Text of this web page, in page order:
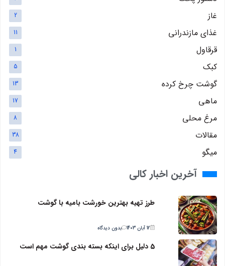
غاز 2
غذای مازندرانی 11
قرقاول 1
کبک 5
گوشت چرخ کرده 13
ماهی 17
مرغ محلی 8
مقالات 38
میگو 4
آخرین اخبار کالی
طرز تهیه بهترین خورشت بامیه با گوشت
12 آبان 1403 بدون دیدگاه
5 دلیل برای اینکه بسته بندی گوشت مهم است